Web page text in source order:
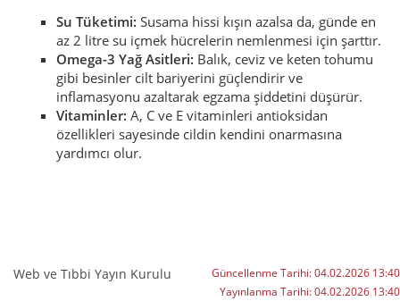
Su Tüketimi: Susama hissi kışın azalsa da, günde en
az 2 litre su içmek hücrelerin nemlenmesi için şarttır.
Omega-3 Yağ Asitleri: Balık, ceviz ve keten tohumu
gibi besinler cilt bariyerini güçlendirir ve
inflamasyonu azaltarak egzama şiddetini düşürür.
Vitaminler: A, C ve E vitaminleri antioksidan
özellikleri sayesinde cildin kendini onarmasına
yardımcı olur.
Web ve Tıbbi Yayın Kurulu Güncellenme Tarihi:04.02.2026 13:40
Yayınlanma Tarihi:04.02.2026 13:40